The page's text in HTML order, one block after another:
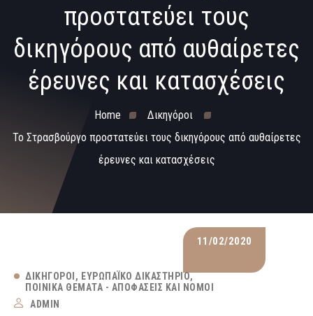
προστατεύει τους
δικηγόρους από αυθαίρετες
έρευνες και κατασχέσεις
Home
Δικηγόροι
Το Στρασβούργο προστατεύει τους δικηγόρους από αυθαίρετες
έρευνες και κατασχέσεις
11/02/2020
ΔΙΚΗΓΌΡΟΙ
ΕΥΡΩΠΑΪΚΌ ΔΙΚΑΣΤΉΡΙΟ
ΠΟΙΝΙΚΆ ΘΈΜΑΤΑ - ΑΠΟΦΆΣΕΙΣ ΚΑΙ ΝΌΜΟΙ
ADMIN